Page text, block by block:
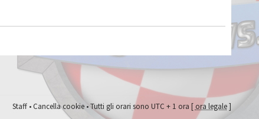
Staff•Cancella cookie• Tutti gli orari sono UTC + 1 ora [ ora legale]